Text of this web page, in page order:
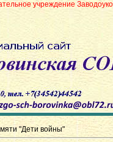
Заводоуковского
"Дети войны"